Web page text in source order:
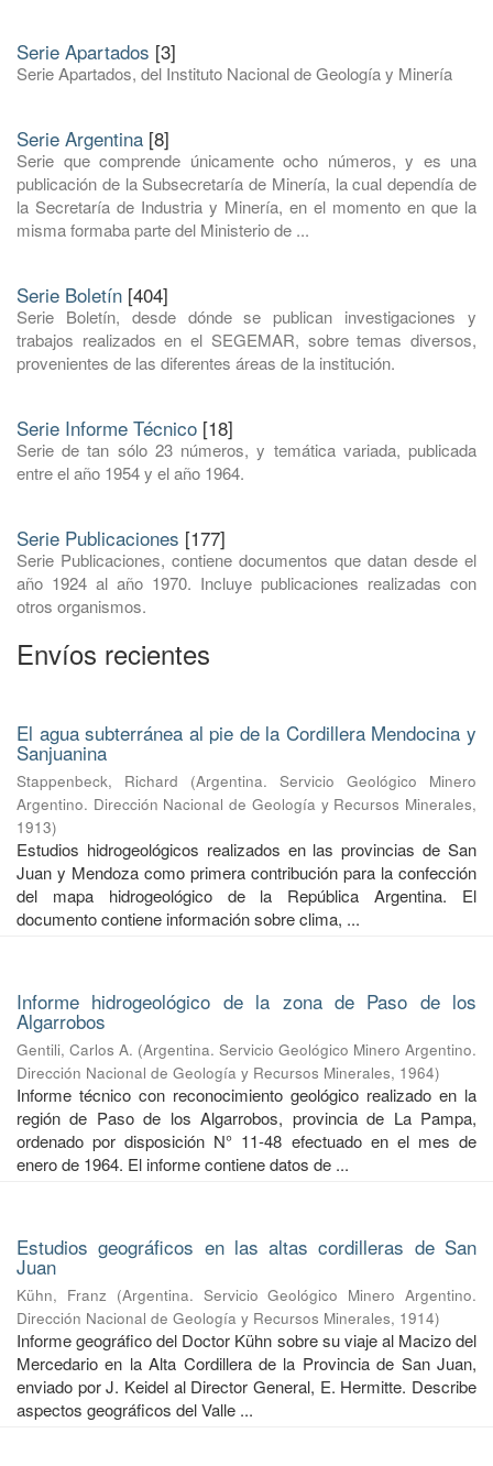
Serie Apartados [3]
Serie Apartados, del Instituto Nacional de Geología y Minería
Serie Argentina [8]
Serie que comprende únicamente ocho números, y es una
publicación de la Subsecretaría de Minería, la cual dependía de
la Secretaría de Industria y Minería, en el momento en que la
misma formaba parte del Ministerio de ...
Serie Boletín [404]
Serie Boletín, desde dónde se publican investigaciones y
trabajos realizados en el SEGEMAR, sobre temas diversos,
provenientes de las diferentes áreas de la institución.
Serie Informe Técnico [18]
Serie de tan sólo 23 números, y temática variada, publicada
entre el año 1954 y el año 1964.
Serie Publicaciones [177]
Serie Publicaciones, contiene documentos que datan desde el
año 1924 al año 1970. Incluye publicaciones realizadas con
otros organismos.
Envíos recientes
El agua subterránea al pie de la Cordillera Mendocina y
Sanjuanina
Stappenbeck, Richard (Argentina. Servicio Geológico Minero
Argentino. Dirección Nacional de Geología y Recursos Minerales,
1913)
Estudios hidrogeológicos realizados en las provincias de San
Juan y Mendoza como primera contribución para la confección
del mapa hidrogeológico de la República Argentina. El
documento contiene información sobre clima, ...
Informe hidrogeológico de la zona de Paso de los
Algarrobos
Gentili, Carlos A. (Argentina. Servicio Geológico Minero Argentino.
Dirección Nacional de Geología y Recursos Minerales, 1964)
Informe técnico con reconocimiento geológico realizado en la
región de Paso de los Algarrobos, provincia de La Pampa,
ordenado por disposición N° 11-48 efectuado en el mes de
enero de 1964. El informe contiene datos de ...
Estudios geográficos en las altas cordilleras de San
Juan
Kühn, Franz (Argentina. Servicio Geológico Minero Argentino.
Dirección Nacional de Geología y Recursos Minerales, 1914)
Informe geográfico del Doctor Kühn sobre su viaje al Macizo del
Mercedario en la Alta Cordillera de la Provincia de San Juan,
enviado por J. Keidel al Director General, E. Hermitte. Describe
aspectos geográficos del Valle ...